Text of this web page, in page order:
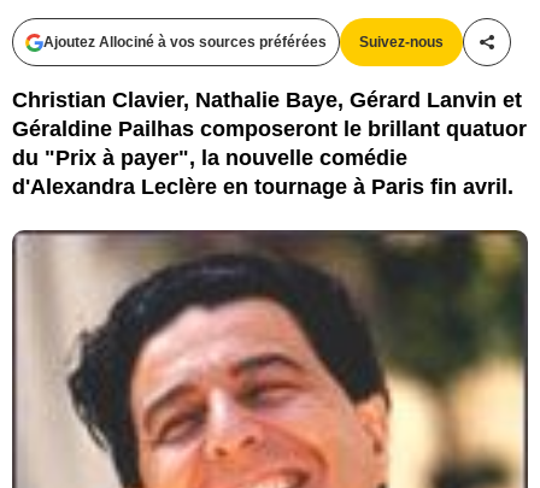
Ajoutez Allociné à vos sources préférées Suivez-nous
Christian Clavier, Nathalie Baye, Gérard Lanvin et
Géraldine Pailhas composeront le brillant quatuor
du "Prix à payer", la nouvelle comédie
d'Alexandra Leclère en tournage à Paris fin avril.